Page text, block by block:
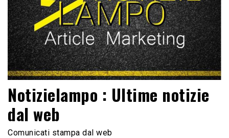
Notizielampo : Ultime notizie
dal web
Comunicati stampa dal web